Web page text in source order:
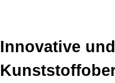
Innovative